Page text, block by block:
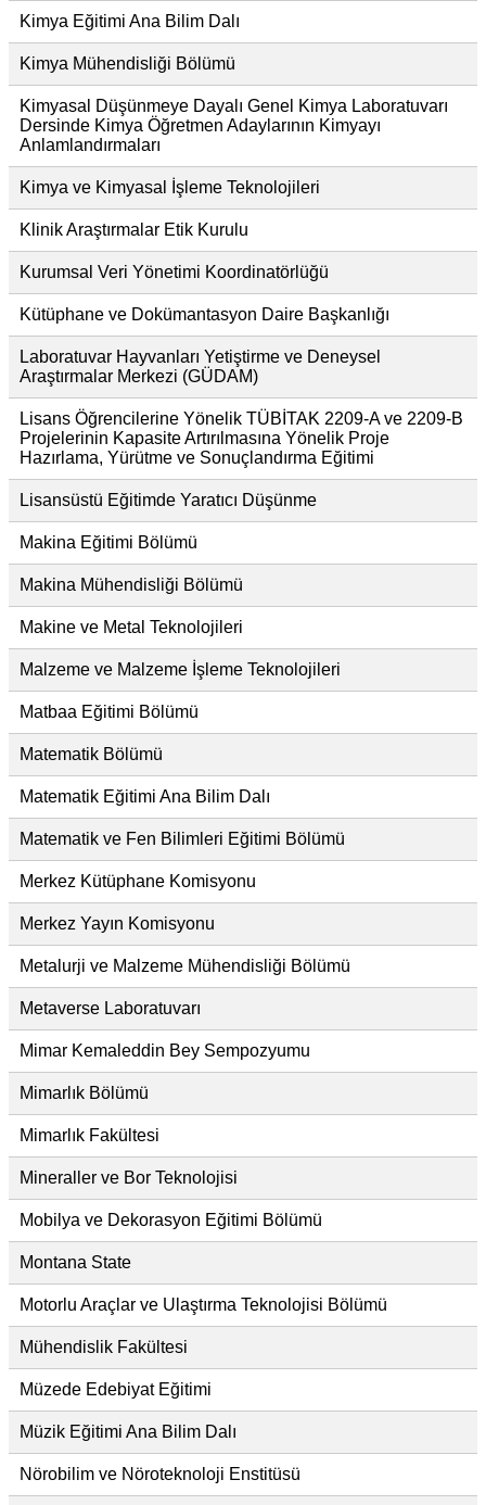
Kimya Eğitimi Ana Bilim Dalı
Kimya Mühendisliği Bölümü
Kimyasal Düşünmeye Dayalı Genel Kimya Laboratuvarı
Dersinde Kimya Öğretmen Adaylarının Kimyayı
Anlamlandırmaları
Kimya ve Kimyasal İşleme Teknolojileri
Klinik Araştırmalar Etik Kurulu
Kurumsal Veri Yönetimi Koordinatörlüğü
Kütüphane ve Dokümantasyon Daire Başkanlığı
Laboratuvar Hayvanları Yetiştirme ve Deneysel
Araştırmalar Merkezi (GÜDAM)
Lisans Öğrencilerine Yönelik TÜBİTAK 2209-A ve 2209-B
Projelerinin Kapasite Artırılmasına Yönelik Proje
Hazırlama, Yürütme ve Sonuçlandırma Eğitimi
Lisansüstü Eğitimde Yaratıcı Düşünme
Makina Eğitimi Bölümü
Makina Mühendisliği Bölümü
Makine ve Metal Teknolojileri
Malzeme ve Malzeme İşleme Teknolojileri
Matbaa Eğitimi Bölümü
Matematik Bölümü
Matematik Eğitimi Ana Bilim Dalı
Matematik ve Fen Bilimleri Eğitimi Bölümü
Merkez Kütüphane Komisyonu
Merkez Yayın Komisyonu
Metalurji ve Malzeme Mühendisliği Bölümü
Metaverse Laboratuvarı
Mimar Kemaleddin Bey Sempozyumu
Mimarlık Bölümü
Mimarlık Fakültesi
Mineraller ve Bor Teknolojisi
Mobilya ve Dekorasyon Eğitimi Bölümü
Montana State
Motorlu Araçlar ve Ulaştırma Teknolojisi Bölümü
Mühendislik Fakültesi
Müzede Edebiyat Eğitimi
Müzik Eğitimi Ana Bilim Dalı
Nörobilim ve Nöroteknoloji Enstitüsü